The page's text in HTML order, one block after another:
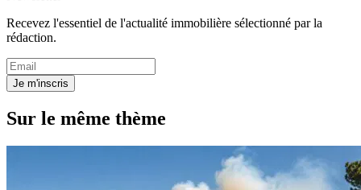
Recevez l'essentiel de l'actualité immobilière sélectionné par la
rédaction.
Je m'inscris
Sur le même thème